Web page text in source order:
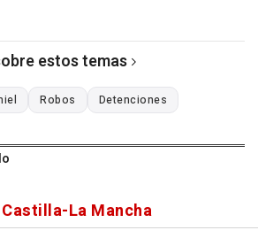
estos temas
Robos Detenciones
La Mancha